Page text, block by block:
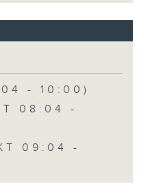
- 10:00)
08:04 -
09:04 -